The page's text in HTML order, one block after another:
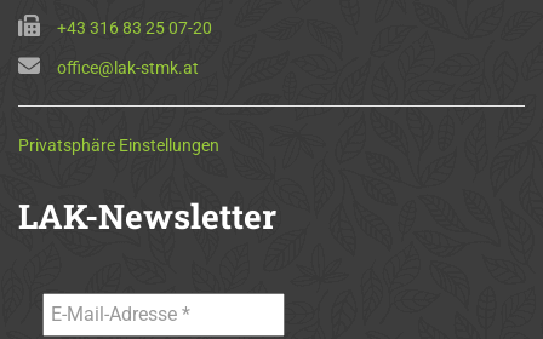
+43 316 83 25 07-20
office@lak-stmk.at
Privatsphäre Einstellungen
LAK-Newsletter